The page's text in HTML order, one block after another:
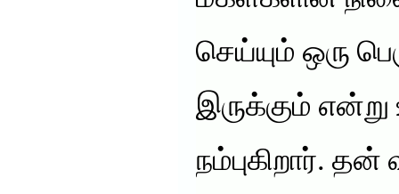
செய்யும் ஒரு
இருக்கும்
நம்புகிறார்.